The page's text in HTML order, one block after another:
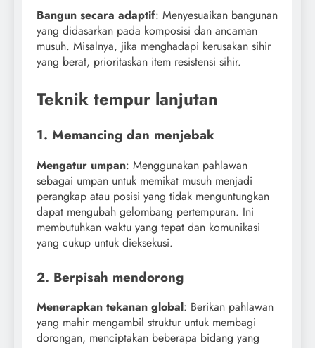
Bangun secara adaptif: Menyesuaikan bangunan
yang didasarkan pada komposisi dan ancaman
musuh. Misalnya, jika menghadapi kerusakan sihir
yang berat, prioritaskan item resistensi sihir.
Teknik tempur lanjutan
1. Memancing dan menjebak
Mengatur umpan: Menggunakan pahlawan
sebagai umpan untuk memikat musuh menjadi
perangkap atau posisi yang tidak menguntungkan
dapat mengubah gelombang pertempuran. Ini
membutuhkan waktu yang tepat dan komunikasi
yang cukup untuk dieksekusi.
2. Berpisah mendorong
Menerapkan tekanan global: Berikan pahlawan
yang mahir mengambil struktur untuk membagi
dorongan, menciptakan beberapa bidang yang